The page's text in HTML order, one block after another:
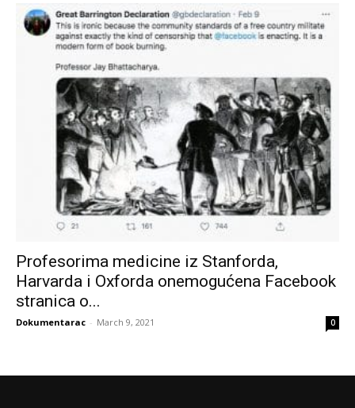
Profesorima medicine iz Stanforda,
Harvarda i Oxforda onemogućena Facebook
stranica o...
Dokumentarac - March 9, 2021 0